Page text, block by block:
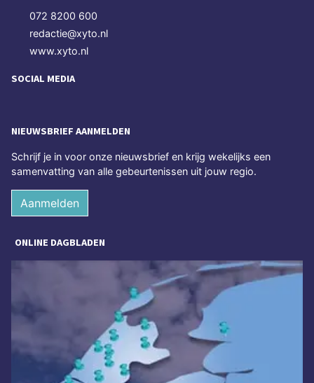
072 8200 600
redactie@xyto.nl
www.xyto.nl
SOCIAL MEDIA
NIEUWSBRIEF AANMELDEN
Schrijf je in voor onze nieuwsbrief en krijg wekelijks een
samenvatting van alle gebeurtenissen uit jouw regio.
Aanmelden
ONLINE DAGBLADEN